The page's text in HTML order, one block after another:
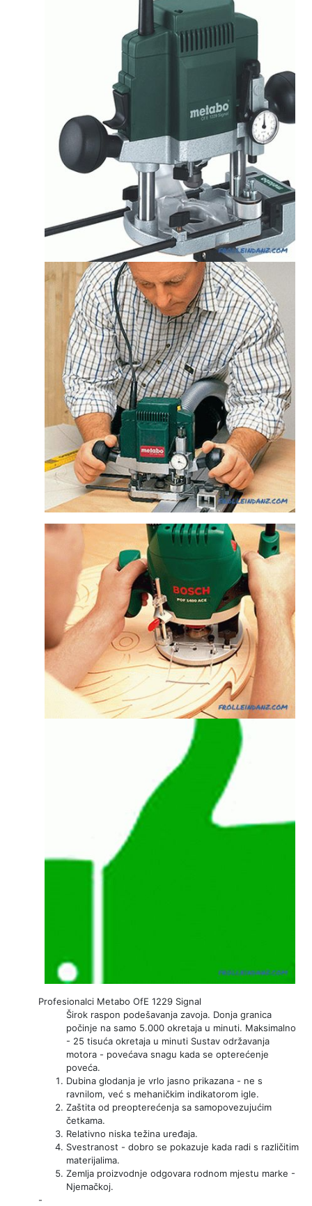
Profesionalci Metabo OfE 1229 Signal
Širok raspon podešavanja zavoja. Donja granica
počinje na samo 5.000 okretaja u minuti. Maksimalno
- 25 tisuća okretaja u minuti Sustav održavanja
motora - povećava snagu kada se opterećenje
poveća.
Dubina glodanja je vrlo jasno prikazana - ne s
ravnilom, već s mehaničkim indikatorom igle.
Zaštita od preopterećenja sa samopovezujućim
četkama.
Relativno niska težina uređaja.
Svestranost - dobro se pokazuje kada radi s različitim
materijalima.
Zemlja proizvodnje odgovara rodnom mjestu marke -
Njemačkoj.
-